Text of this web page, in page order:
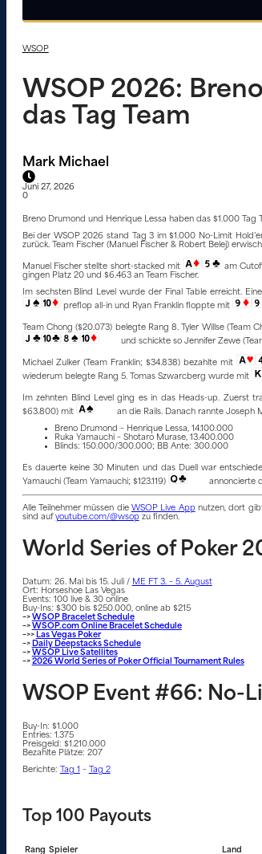
WSOP
WSOP 2026:
das Tag Team
Mark Michael
Juni 27, 2026
0
Breno Drumond und Henrique Lessa haben das $1.000 Tag
Bei der WSOP 2026 stand Tag 3 im $1.000 No-Limit
zurück. Team Fischer (Manuel Fischer & Robert Belej)
Manuel Fischer stellte short-stacked mit am
gingen Platz 20 und $6.463 an Team Fischer.
Im sechsten Blind Level wurde der Final Table erreicht.
preflop all-in und Ryan Franklin floppte mit
Team Chong ($20.073) belegte Rang 8. Tyler Willse (Team
und schickte so Jennifer Zewe
Michael Zulker (Team Franklin; $34.838) bezahlte mit
wiederum belegte Rang 5. Tomas Szwarcberg wurde mit
Im zehnten Blind Level ging es in das Heads-up. Zuerst
$63.800) mit
an die Rails. Danach rannte Joseph
Breno Drumond – Henrique Lessa, 14.100.000
Ruka Yamauchi – Shotaro Murase, 13.400.000
Blinds: 150.000/300.000; BB Ante: 300.000
Es dauerte keine 30 Minuten und das Duell war
Yamauchi (Team Yamauchi; $123.119)
annoncierte
Alle Teilnehmer müssen die WSOP Live Appnutzen, dort
sind aufyoutube.com/@wsopzu finden.
World Series of Poker
Datum: 26. Mai bis 15. Juli / ME FT 3. – 5. August
Ort: Horseshoe Las Vegas
Events: 100 live & 30 online
Buy-Ins: $300 bis $250.000, online ab $215
–>WSOP Bracelet Schedule
–>WSOP.com Online Bracelet Schedule
–>> Las Vegas Poker
–> Daily Deepstacks Schedule
–>WSOP Live Satellites
–>2026 World Series of Poker Official Tournament Rules
WSOP Event #66: No-
Buy-In: $1.000
Entries: 1.375
Preisgeld: $1.210.000
Bezahlte Plätze: 207
Berichte:
Tag 1 – Tag 2
Top 100 Payouts
Rang Spieler Land